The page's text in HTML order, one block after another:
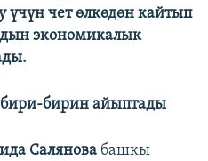
үчүн чет өлкөдөн кайтып
экономикалык
бирин айыптады
Салянова башкы